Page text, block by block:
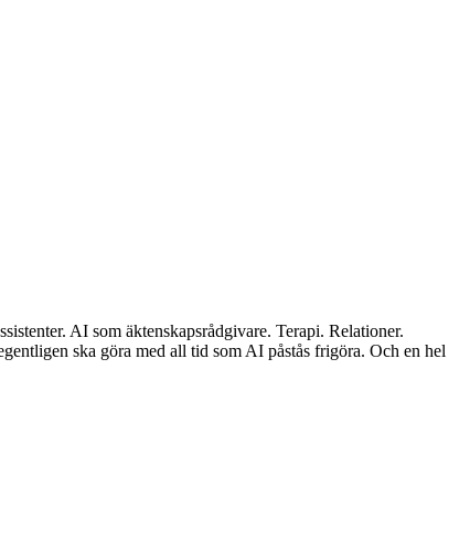
AI som äktenskapsrådgivare. Terapi. Relationer.
ska göra med all tid som AI påstås frigöra. Och en hel